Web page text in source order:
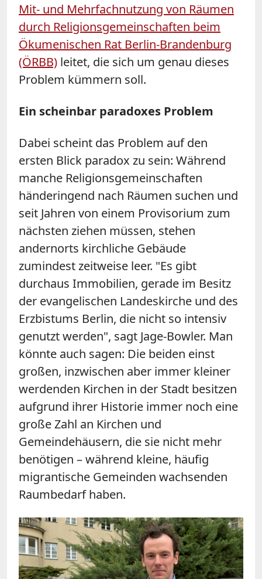
Mit- und Mehrfachnutzung von Räumen
durch Religionsgemeinschaften beim
Ökumenischen Rat Berlin-Brandenburg
(ÖRBB) leitet, die sich um genau dieses
Problem kümmern soll.
Ein scheinbar paradoxes Problem
Dabei scheint das Problem auf den
ersten Blick paradox zu sein: Während
manche Religionsgemeinschaften
händeringend nach Räumen suchen und
seit Jahren von einem Provisorium zum
nächsten ziehen müssen, stehen
andernorts kirchliche Gebäude
zumindest zeitweise leer. "Es gibt
durchaus Immobilien, gerade im Besitz
der evangelischen Landeskirche und des
Erzbistums Berlin, die nicht so intensiv
genutzt werden", sagt Jage-Bowler. Man
könnte auch sagen: Die beiden einst
großen, inzwischen aber immer kleiner
werdenden Kirchen in der Stadt besitzen
aufgrund ihrer Historie immer noch eine
große Zahl an Kirchen und
Gemeindehäusern, die sie nicht mehr
benötigen – während kleine, häufig
migrantische Gemeinden wachsenden
Raumbedarf haben.